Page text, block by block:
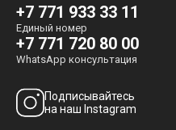
+7 771 933 33 11
Единый номер
+7 771 720 80 00
WhatsApp консультация
Подписывайтесь
на наш Instagram